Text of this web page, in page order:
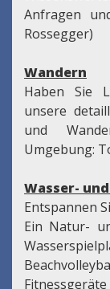
Anfragen
Rossegger)
Wandern
Haben Sie
unsere
und
Umgebung:
Wasser-
Entspannen
Ein Natur-